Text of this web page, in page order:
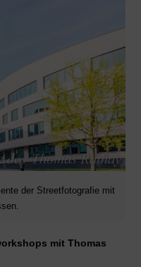
der Streetfotografie mit
mit Thomas